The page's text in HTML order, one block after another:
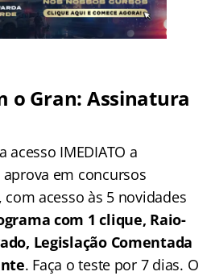
o Gran: Assinatura
acesso IMEDIATO a
em concursos
acesso às 5 novidades
com 1 clique, Raio-
Legislação Comentada
. Faça o teste por 7 dias. O